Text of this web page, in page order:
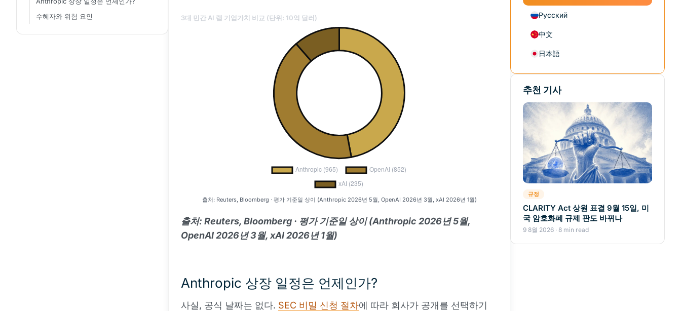
3대 민간 AI 랩 기업가치 비교 (단위: 10억 달러)
출처: Reuters, Bloomberg · 평가 기준일 상이 (Anthropic 2026년 5월, OpenAI 2026년 3월, xAI 2026년 1월)
출처: Reuters, Bloomberg · 평가 기준일 상이 (Anthropic 2026년 5월,
OpenAI 2026년 3월, xAI 2026년 1월)
Anthropic 상장 일정은 언제인가?
사실, 공식 날짜는 없다. SEC 비밀 신청 절차에 따라 회사가 공개를 선택하기
수혜자와 위험 요인
Русский
中文
日本語
추천 기사
규정
CLARITY Act 상원 표결 9월 15일, 미
국 암호화폐 규제 판도 바뀌나
9 8월 2026 · 8 min read